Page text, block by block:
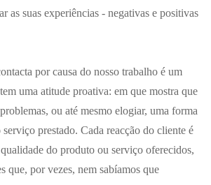
as suas experiências - negativas e positivas
por causa do nosso trabalho é um
uma atitude proativa: em que mostra que
ou até mesmo elogiar, uma forma
prestado. Cada reacção do cliente é
do produto ou serviço oferecidos,
que, por vezes, nem sabíamos que